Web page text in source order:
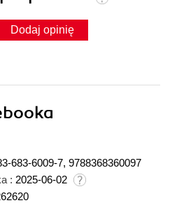
Dodaj opinię
683-6009-7, 9788368360097
: 2025-06-02